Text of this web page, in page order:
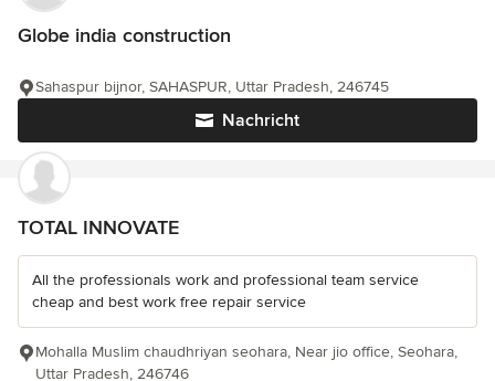
Globe india construction
Nachricht
Sahaspur bijnor, SAHASPUR, Uttar Pradesh, 246745
TOTAL INNOVATE
All the professionals work and professional team service
cheap and best work free repair service
Mohalla Muslim chaudhriyan seohara, Near jio office, Seohara,
Uttar Pradesh, 246746